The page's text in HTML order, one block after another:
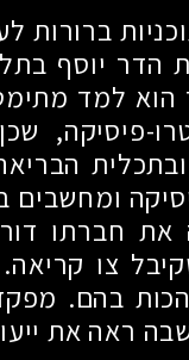
ברורות
הדר יוסף
למד
פיסיקה,
ומחשבים
חברתו
צו
בהם.
ראה את